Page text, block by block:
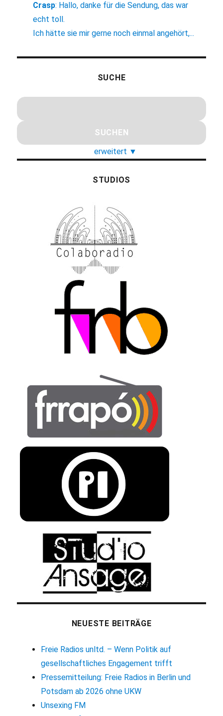
Crasp: Hallo, danke für die Sendung, das war
echt toll.
Ich hätte sie mir gerne noch einmal angehört,...
SUCHE
erweitert ▼
STUDIOS
NEUESTE BEITRÄGE
Freie Radios unltd. – Wenn Politik auf
gesellschaftliches Engagement trifft
Pressemitteilung: Freie Radios in Berlin und
Potsdam ab 2026 ohne UKW
Unsexing FM